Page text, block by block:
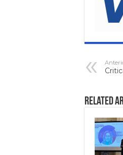
Related